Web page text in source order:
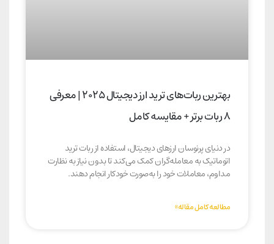
بهترین ربات‌های ترید ارز دیجیتال ۲۰۲۵ | معرفی
۸ ربات برتر + مقایسه کامل
در دنیای پرنوسان ارزهای دیجیتال، استفاده از ربات ترید
اتوماتیک به معامله‌گران کمک می‌کند تا بدون نیاز به نظارت
مداوم، معاملات خود را به‌صورت خودکار انجام دهند.
مطالعه کامل مقاله»